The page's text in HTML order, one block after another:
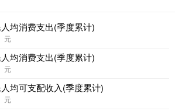
均消费支出(季度累计)
元
均消费支出(季度累计)
元
均可支配收入(季度累计)
元